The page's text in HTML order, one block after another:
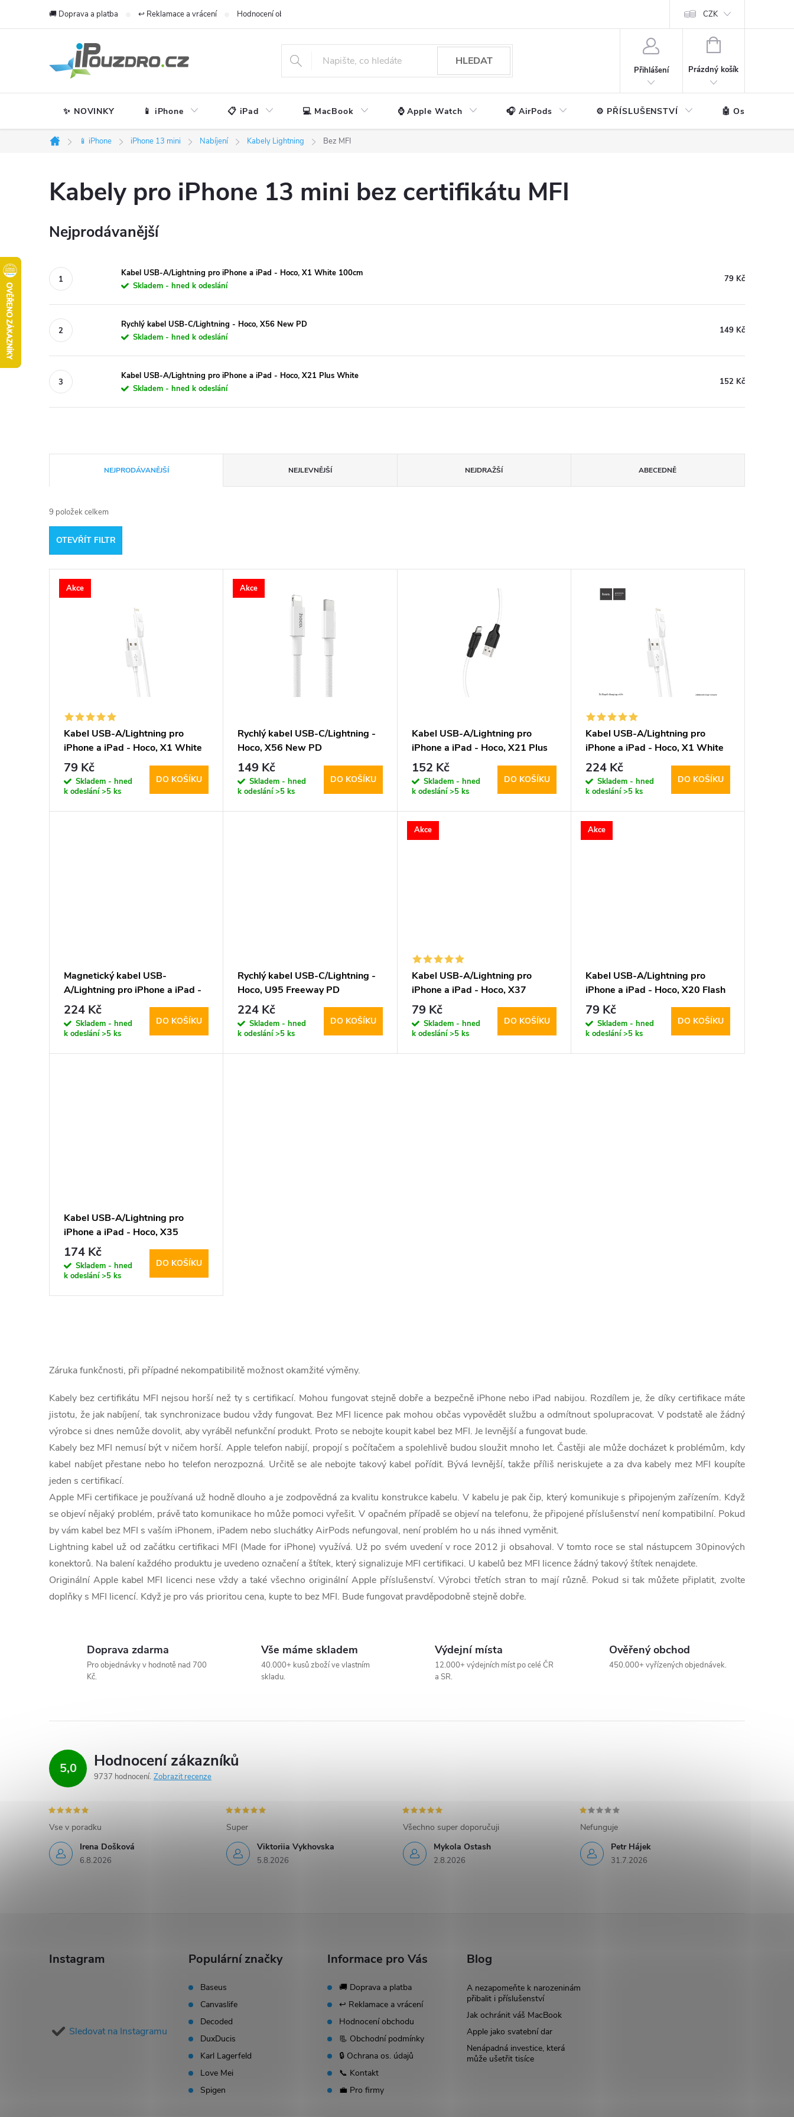
🚚 Doprava a platba ↩️ Reklamace a vrácení Hodnocení obchodu CZK
HLEDAT
Přihlášení
NÁKUPNÍ
Prázdný košík
✨ NOVINKY 📱 iPhone 📋 iPad 💻 MacBook ⌚ Apple Watch 🎧 AirPods ⚙️ PŘÍSLUŠENSTVÍ 🤖 Ostatní
Domů
📱 iPhone iPhone 13 mini Nabíjení Kabely Lightning Bez MFI
Kabely pro iPhone 13 mini bez certifikátu MFI
Nejprodávanější
Kabel USB-A/Lightning pro iPhone a iPad - Hoco, X1 White 100cm
Skladem - hned k odeslání
79 Kč
Rychlý kabel USB-C/Lightning - Hoco, X56 New PD
Skladem - hned k odeslání
149 Kč
Kabel USB-A/Lightning pro iPhone a iPad - Hoco, X21 Plus White
Skladem - hned k odeslání
152 Kč
a
z
e
n
t
NEJPRODÁVANĚJŠÍ NEJLEVNĚJŠÍ NEJDRAŽŠÍ ABECEDNĚ
9 položek celkem
OTEVŘÍT FILTR
V
d
Akce
Kabel USB-A/Lightning pro
iPhone a iPad - Hoco, X1 White
100cm
79 Kč
Skladem - hned
k odeslání>5 ks
DO KOŠÍKU
Akce
Rychlý kabel USB-C/Lightning -
Hoco, X56 New PD
149 Kč
Skladem - hned
k odeslání>5 ks
DO KOŠÍKU
Kabel USB-A/Lightning pro
iPhone a iPad - Hoco, X21 Plus
White
152 Kč
Skladem - hned
k odeslání>5 ks
DO KOŠÍKU
Kabel USB-A/Lightning pro
iPhone a iPad - Hoco, X1 White
200cm
224 Kč
Skladem - hned
k odeslání>5 ks
DO KOŠÍKU
Magnetický kabel USB-
A/Lightning pro iPhone a iPad -
Hoco, X52 Sereno Black
224 Kč
Skladem - hned
k odeslání>5 ks
DO KOŠÍKU
Rychlý kabel USB-C/Lightning -
Hoco, U95 Freeway PD
224 Kč
Skladem - hned
k odeslání>5 ks
DO KOŠÍKU
Akce
Kabel USB-A/Lightning pro
iPhone a iPad - Hoco, X37
CoolPower
79 Kč
Skladem - hned
k odeslání>5 ks
DO KOŠÍKU
Akce
Kabel USB-A/Lightning pro
iPhone a iPad - Hoco, X20 Flash
Black
79 Kč
Skladem - hned
k odeslání>5 ks
DO KOŠÍKU
Kabel USB-A/Lightning pro
iPhone a iPad - Hoco, X35
Premium 25cm
174 Kč
Skladem - hned
k odeslání>5 ks
DO KOŠÍKU
v
á
d
a
c
í
p
r
v
k
i
u
Záruka funkčnosti, při případné nekompatibilitě možnost okamžité výměny.
Kabely bez certifikátu MFI nejsou horší než ty s certifikací. Mohou fungovat stejně dobře a bezpečně iPhone nebo iPad nabijou. Rozdílem je, že díky certifikace máte
jistotu, že jak nabíjení, tak synchronizace budou vždy fungovat. Bez MFI licence pak mohou občas vypovědět službu a odmítnout spolupracovat. V podstatě ale žádný
výrobce si dnes nemůže dovolit, aby vyráběl nefunkční produkt. Proto se nebojte koupit kabel bez MFI. Je levnější a fungovat bude.
Kabely bez MFI nemusí být v ničem horší. Apple telefon nabijí, propojí s počítačem a spolehlivě budou sloužit mnoho let. Častěji ale může docházet k problémům, kdy
kabel nabíjet přestane nebo ho telefon nerozpozná. Určitě se ale nebojte takový kabel pořídit. Bývá levnější, takže příliš neriskujete a za dva kabely mez MFI koupíte
jeden s certifikací.
Apple MFi certifikace je používaná už hodně dlouho a je zodpovědná za kvalitu konstrukce kabelu. V kabelu je pak čip, který komunikuje s připojeným zařízením. Když
se objeví nějaký problém, právě tato komunikace ho může pomoci vyřešit. V opačném případě se objeví na telefonu, že připojené příslušenství není kompatibilní. Pokud
by vám kabel bez MFI s vaším iPhonem, iPadem nebo sluchátky AirPods nefungoval, není problém ho u nás ihned vyměnit.
Lightning kabel už od začátku certifikaci MFI (Made for iPhone) využívá. Už po svém uvedení v roce 2012 ji obsahoval. V tomto roce se stal nástupcem 30pinových
konektorů. Na balení každého produktu je uvedeno označení a štítek, který signalizuje MFI certifikaci. U kabelů bez MFI licence žádný takový štítek nenajdete.
Originální Apple kabel MFI licenci nese vždy a také všechno originální Apple příslušenství. Výrobci třetích stran to mají různě. Pokud si tak můžete připlatit, zvolte
doplňky s MFI licencí. Když je pro vás prioritou cena, kupte to bez MFI. Bude fungovat pravděpodobně stejně dobře.
Doprava zdarma
Pro objednávky v hodnotě nad 700
Kč.
Vše máme skladem
40.000+ kusů zboží ve vlastním
skladu.
Výdejní místa
12.000+ výdejních míst po celé ČR
a SR.
Ověřený obchod
450.000+ vyřízených objednávek.
5,0 Hodnocení zákazníků
9737 hodnocení Zobrazit recenze
Irena Došková
6.8.2026
Vse v poradku
Viktoriia Vykhovska
5.8.2026
Super
Mykola Ostash
2.8.2026
Všechno super doporučuji
Petr Hájek
31.7.2026
Nefunguje
Instagram
Sledovat na Instagramu
Populární značky
Baseus
Canvaslife
Decoded
DuxDucis
Karl Lagerfeld
Love Mei
Spigen
Informace pro Vás
🚚 Doprava a platba
↩️ Reklamace a vrácení
Hodnocení obchodu
📃 Obchodní podmínky
🔒 Ochrana os. údajů
📞 Kontakt
💼 Pro firmy
Blog
A nezapomeňte k narozeninám
přibalit i příslušenství
Jak ochránit váš MacBook
Apple jako svatební dar
Nenápadná investice, která
může ušetřit tisíce